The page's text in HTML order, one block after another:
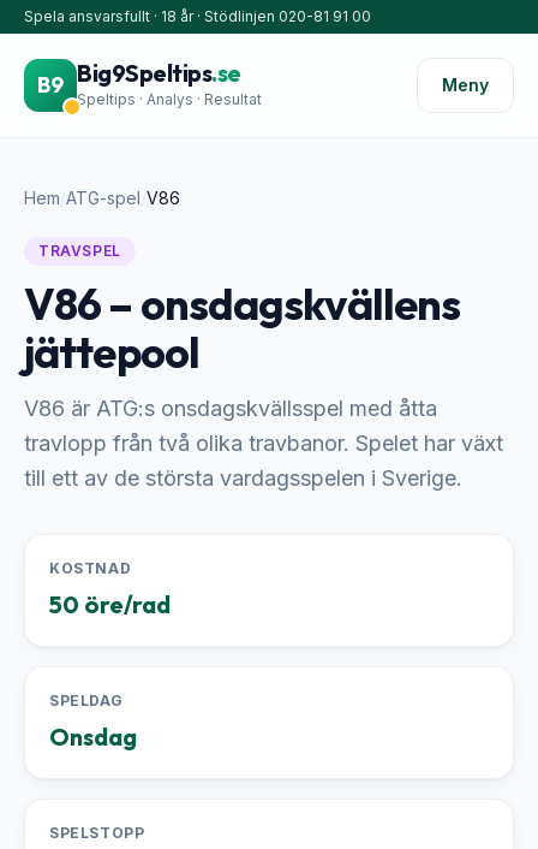
Spela ansvarsfullt · 18 år · Stödlinjen 020-81 91 00
B9 Big9Speltips.se
Speltips · Analys · Resultat
Meny
Hem ATG-spel V86
TRAVSPEL
V86 – onsdagskvällens
jättepool
V86 är ATG:s onsdagskvällsspel med åtta
travlopp från två olika travbanor. Spelet har växt
till ett av de största vardagsspelen i Sverige.
KOSTNAD
50 öre/rad
SPELDAG
Onsdag
SPELSTOPP